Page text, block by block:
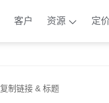
客户 资源 定
复制链接 & 标题